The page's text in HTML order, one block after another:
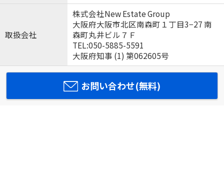
取扱会社
株式会社New Estate Group
大阪府大阪市北区南森町１丁目3−27 南
森町丸井ビル７Ｆ
TEL:050-5885-5591
大阪府知事 (1) 第062605号
お問い合わせ(無料)